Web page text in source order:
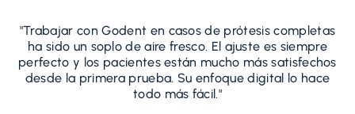
"Trabajar con Godent en casos de prótesis completas
ha sido un soplo de aire fresco. El ajuste es siempre
perfecto y los pacientes están mucho más satisfechos
desde la primera prueba. Su enfoque digital lo hace
todo más fácil."